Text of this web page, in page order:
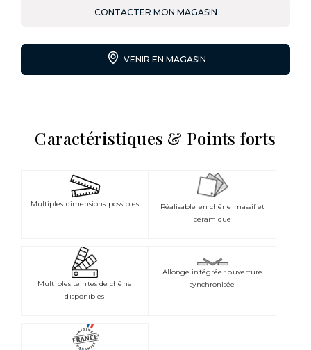
CONTACTER MON MAGASIN
VENIR EN MAGASIN
Caractéristiques & Points forts
Multiples dimensions possibles
Réalisable en chêne massif et
céramique
Multiples teintes de chêne
disponibles
Allonge intégrée : ouverture
synchronisée